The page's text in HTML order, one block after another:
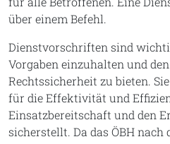
über einem Befehl.
Dienstvorschriften sind
Vorgaben einzuhalten und
Rechtssicherheit zu bieten.
für die Effektivität und
Einsatzbereitschaft und den
sicherstellt. Da das ÖBH nach